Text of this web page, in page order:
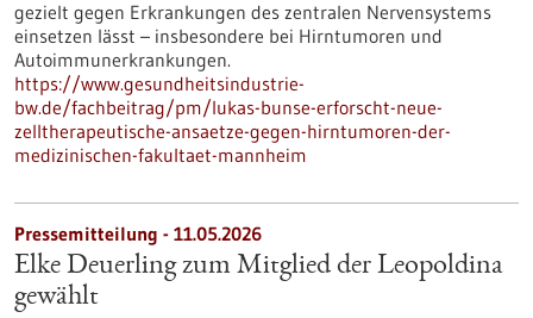
gezielt gegen Erkrankungen des zentralen Nervensystems
einsetzen lässt – insbesondere bei Hirntumoren und
Autoimmunerkrankungen.
https://www.gesundheitsindustrie-
bw.de/fachbeitrag/pm/lukas-bunse-erforscht-neue-
zelltherapeutische-ansaetze-gegen-hirntumoren-der-
medizinischen-fakultaet-mannheim
Pressemitteilung - 11.05.2026
Elke Deuerling zum Mitglied der Leopoldina
gewählt